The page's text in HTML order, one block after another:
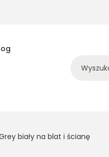
biały na blat i ścianę